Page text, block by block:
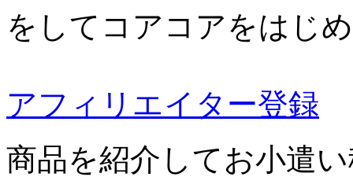
をしてコアコアをはじ
アフィリエイター登録
商品を紹介してお小遣